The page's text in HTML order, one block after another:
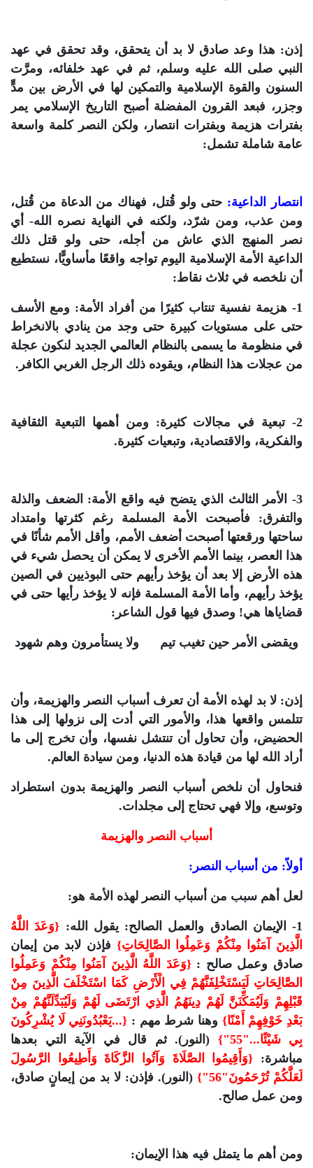
إذن: هذا وعد صادق لا بد أن يتحقق، وقد تحقق في عهد
النبي صلى الله عليه وسلم، ثم في عهد خلفائه، ومرَّت
السنون والقوة الإسلامية والتمكين لها في الأرض بين مدٍّ
وجزر، فبعد القرون المفضلة أصبح التاريخ الإسلامي يمر
بفترات هزيمة وبفترات انتصار، ولكن النصر كلمة واسعة
عامة شاملة تشمل:
انتصار الداعية: حتى ولو قُتل، فهناك من الدعاة من قُتل،
ومن عذب، ومن شرّد، ولكنه في النهاية نصره الله- أي
نصر المنهج الذي عاش من أجله، حتى ولو قتل ذلك
الداعية الأمة الإسلامية اليوم تواجه واقعًا مأساويًّا، نستطيع
أن نلخصه في ثلاث نقاط:
1- هزيمة نفسية تنتاب كثيرًا من أفراد الأمة: ومع الأسف
حتى على مستويات كبيرة حتى وجد من ينادي بالانخراط
في منظومة ما يسمى بالنظام العالمي الجديد لنكون عجلة
من عجلات هذا النظام، ويقوده ذلك الرجل الغربي الكافر.
2- تبعية في مجالات كثيرة: ومن أهمها التبعية الثقافية
والفكرية، والاقتصادية، وتبعيات كثيرة.
3- الأمر الثالث الذي يتضح فيه واقع الأمة: الضعف والذلة
والتفرق: فأصبحت الأمة المسلمة رغم كثرتها وامتداد
ساحتها ورقعتها أصبحت أضعف الأمم، وأقل الأمم شأنًا في
هذا العصر، بينما الأمم الأخرى لا يمكن أن يحصل شيء في
هذه الأرض إلا بعد أن يؤخذ رأيهم حتى البوذيين في الصين
يؤخذ رأيهم، وأما الأمة المسلمة فإنه لا يؤخذ رأيها حتى في
قضاياها هي! وصدق فيها قول الشاعر:
ويقضى الأمر حين تغيب تيم ولا يستأمرون وهم شهود
إذن: لا بد لهذه الأمة أن تعرف أسباب النصر والهزيمة، وأن
تتلمس واقعها هذا، والأمور التي أدت إلى نزولها إلى هذا
الحضيض، وأن تحاول أن تنتشل نفسها، وأن تخرج إلى ما
أراد الله لها من قيادة هذه الدنيا، ومن سيادة العالم.
فنحاول أن نلخص أسباب النصر والهزيمة بدون استطراد
وتوسع، وإلا فهي تحتاج إلى مجلدات.
أسباب النصر والهزيمة
أولاً: من أسباب النصر:
لعل أهم سبب من أسباب النصر لهذه الأمة هو:
1- الإيمان الصادق والعمل الصالح: يقول الله:
{وَعَدَ اللَّهُ
الَّذِينَ آمَنُوا مِنْكُمْ وَعَمِلُوا الصَّالِحَاتِ} فإذن لابد من إيمان
صادق وعمل صالح :{وَعَدَ اللَّهُ الَّذِينَ آمَنُوا مِنْكُمْ وَعَمِلُوا
الصَّالِحَاتِ لَيَسْتَخْلِفَنَّهُمْ فِي الْأَرْضِ كَمَا اسْتَخْلَفَ الَّذِينَ مِنْ
قَبْلِهِمْ وَلَيُمَكِّنَنَّ لَهُمْ دِينَهُمُ الَّذِي ارْتَضَى لَهُمْ وَلَيُبَدِّلَنَّهُمْ مِنْ
بَعْدِ خَوْفِهِمْ أَمْنًا} وهنا شرط مهم : {...يَعْبُدُونَنِي لَا يُشْرِكُونَ
بِي شَيْئًا..."55"}
(النور). ثم قال في الآية التي بعدها
مباشرة: {وَأَقِيمُوا الصَّلَاةَ وَآتُوا الزَّكَاةَ وَأَطِيعُوا الرَّسُولَ
لَعَلَّكُمْ تُرْحَمُونَ"56"}
(النور). فإذن: لا بد من إيمانٍ صادق،
ومن عمل صالح.
ومن أهم ما يتمثل فيه هذا الإيمان: